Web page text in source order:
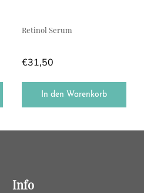
Retinol Serum
€31,50
In den Warenkorb
Info